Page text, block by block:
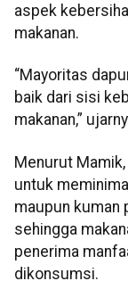
aspek
makanan.
“Mayoritas
baik dari sisi
makanan,”
Menurut
untuk
maupun kuman
sehingga
penerima
dikonsumsi.